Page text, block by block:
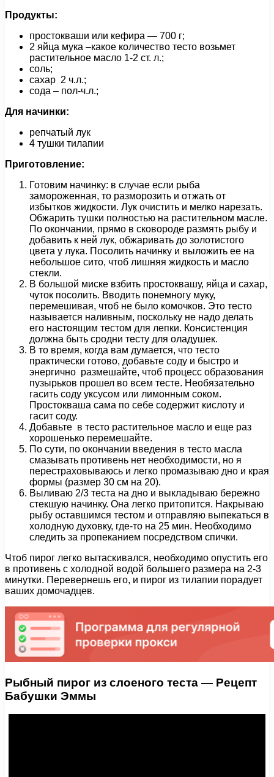
Продукты:
простокваши или кефира — 700 г;
2 яйца мука –какое количество тесто возьмет
растительное масло 1-2 ст. л.;
соль;
сахар 2 ч.л.;
сода – пол-ч.л.;
Для начинки:
репчатый лук
4 тушки тилапии
Приготовление:
Готовим начинку: в случае если рыба
замороженная, то разморозить и отжать от
избытков жидкости. Лук очистить и мелко нарезать.
Обжарить тушки полностью на растительном масле.
По окончании, прямо в сковороде размять рыбу и
добавить к ней лук, обжаривать до золотистого
цвета у лука. Посолить начинку и выложить ее на
небольшое сито, чтоб лишняя жидкость и масло
стекли.
В большой миске взбить простоквашу, яйца и сахар,
чуток посолить. Вводить понемногу муку,
перемешивая, чтоб не было комочков. Это тесто
называется наливным, поскольку не надо делать
его настоящим тестом для лепки. Консистенция
должна быть сродни тесту для оладушек.
В то время, когда вам думается, что тесто
практически готово, добавьте соду и быстро и
энергично размешайте, чтоб процесс образования
пузырьков прошел во всем тесте. Необязательно
гасить соду уксусом или лимонным соком.
Простокваша сама по себе содержит кислоту и
гасит соду.
Добавьте в тесто растительное масло и еще раз
хорошенько перемешайте.
По сути, по окончании введения в тесто масла
смазывать противень нет необходимости, но я
перестраховываюсь и легко промазываю дно и края
формы (размер 30 см на 20).
Выливаю 2/3 теста на дно и выкладываю бережно
стекшую начинку. Она легко притопится. Накрываю
рыбу оставшимся тестом и отправляю выпекаться в
холодную духовку, где-то на 25 мин. Необходимо
следить за пропеканием посредством спички.
Чтоб пирог легко вытаскивался, необходимо опустить его
в противень с холодной водой большего размера на 2-3
минутки. Перевернешь его, и пирог из тилапии порадует
ваших домочадцев.
Рыбный пирог из слоеного теста — Рецепт
Бабушки Эммы